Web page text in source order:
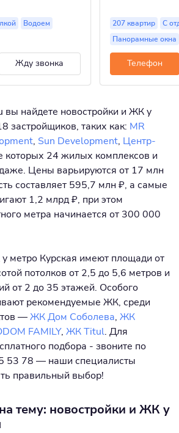
Водоем
Жду звонка
207 квартир
С
Панорамные окна
Телефон
вы найдете новостройки и ЖК у
застройщиков, таких как: MR
, Sun Development, Центр-
которых 24 жилых комплексов и
Цены варьируются от 17 млн
составляет 595,7 млн ₽, а самые
1,2 млрд ₽, при этом
метра начинается от 300 000
метро Курская имеют площади от
потолков от 2,5 до 5,6 метров и
от 2 до 35 этажей. Особого
рекомендуемые ЖК, среди
—ЖК Дом Соболева, ЖК
FAMILY, ЖК Titul. Для
подбора - звоните по
53 78 — наши специалисты
правильный выбор!
тему: новостройки и ЖК у